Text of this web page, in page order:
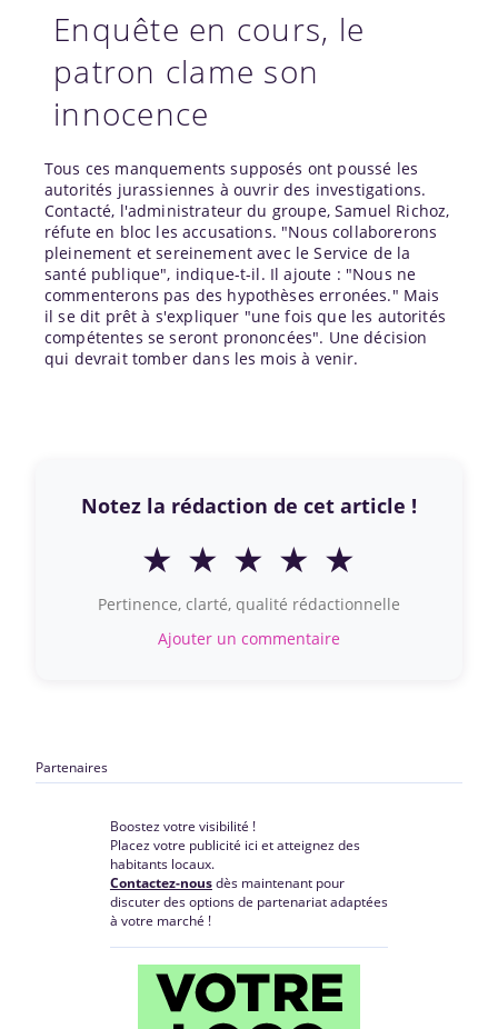
Enquête en cours, le
patron clame son
innocence
Tous ces manquements supposés ont poussé les
autorités jurassiennes à ouvrir des investigations.
Contacté, l'administrateur du groupe, Samuel Richoz,
réfute en bloc les accusations. "Nous collaborerons
pleinement et sereinement avec le Service de la
santé publique", indique-t-il. Il ajoute : "Nous ne
commenterons pas des hypothèses erronées." Mais
il se dit prêt à s'expliquer "une fois que les autorités
compétentes se seront prononcées". Une décision
qui devrait tomber dans les mois à venir.
Notez la rédaction de cet article !
★ ★ ★ ★ ★
Pertinence, clarté, qualité rédactionnelle
Ajouter un commentaire
Partenaires
Boostez votre visibilité !
Placez votre publicité ici et atteignez des
habitants locaux.
Contactez-nousdès maintenant pour
discuter des options de partenariat adaptées
à votre marché !